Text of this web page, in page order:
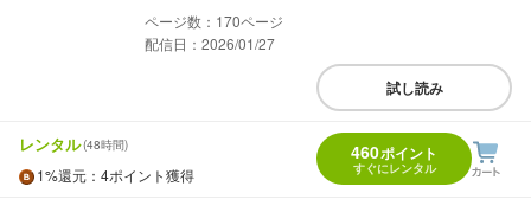
170
配信日：2026/01/27
試し読み
レンタル(48時間)
1%還元 ：4ポイント獲得
460ポイント
すぐにレンタル